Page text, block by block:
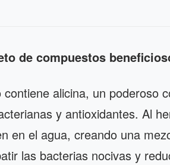
de compuestos
contiene alicina, un poderoso
y antioxidantes. Al
en el agua, creando una
las bacterias nocivas y